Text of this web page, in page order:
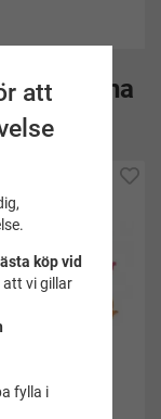
till denna
(2)
12-pack djur
att
köp vid
vi gillar
fylla i